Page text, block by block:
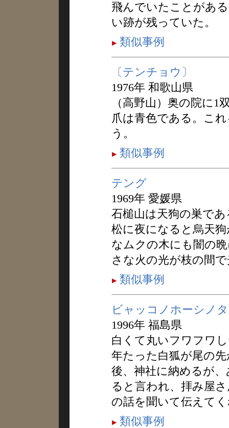
飛んでいたことがあ
い跡が残っていた。
類似事例
〔テンチョウ〕
1976年 和歌山県
（高野山）奥の院に
爪は青色である。こ
う。
類似事例
テング
1969年 愛媛県
石槌山は天狗の巣で
松に夜になると烏天
なムクの木にも闇の
さな火の光が枝の間
類似事例
ビャッコノホーシノ
1996年 福島県
白くて丸いフワフワ
年たった白狐が尾の
後、神社に納めるが
ると言われ、拝み屋
の話を聞いて伝えて
類似事例